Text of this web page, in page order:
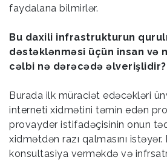
faydalana bilmirlər.
Bu daxili infrastrukturun
dəstəklənməsi üçün insan və
cəlbi nə dərəcədə əlverişlidir?
Burada ilk müraciət edəcəkləri
interneti xidmətini təmin edən
provayder istifadəçisinin onun
xidmətdən razı qalmasını
konsultasiya verməkdə və